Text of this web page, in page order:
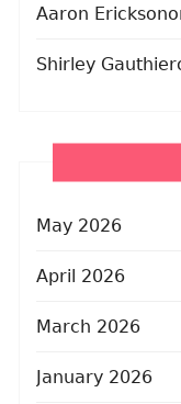
Aaron Erickson
Shirley Gauthier
May 2026
April 2026
March 2026
January 2026